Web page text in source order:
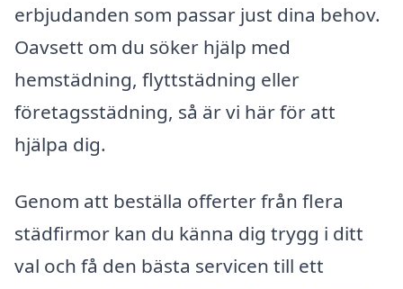
erbjudanden som passar just dina behov.
Oavsett om du söker hjälp med
hemstädning, flyttstädning eller
företagsstädning, så är vi här för att
hjälpa dig.
Genom att beställa offerter från flera
städfirmor kan du känna dig trygg i ditt
val och få den bästa servicen till ett